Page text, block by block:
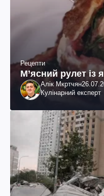
Рецепти
М’ясний рулет
Алік Мкртчян
Кулінарний експерт